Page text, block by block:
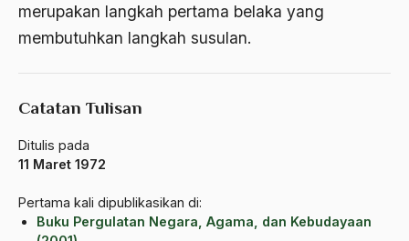
merupakan langkah pertama belaka yang
membutuhkan langkah susulan.
Catatan Tulisan
Ditulis pada
11 Maret 1972
Pertama kali dipublikasikan di:
Buku Pergulatan Negara, Agama, dan Kebudayaan
Asimilasi
Askar
Aspek Etika
Aspek Politis
Aspek Teknis